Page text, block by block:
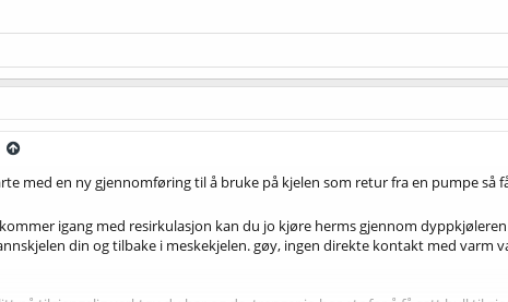
med en ny gjennomføring til å bruke på kjelen som retur fra en pumpe
igang med resirkulasjon kan du jo kjøre herms gjennom
din og tilbake i meskekjelen. gøy, ingen direkte kontakt med